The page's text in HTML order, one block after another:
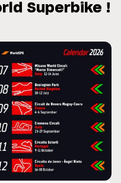
/ MOTO GP
Superbike !